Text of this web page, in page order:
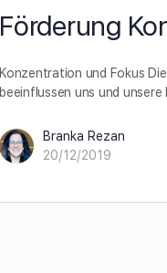
Förderung
Konzentration und Fokus
beeinflussen uns und unsere
Branka Rezan
20/12/2019